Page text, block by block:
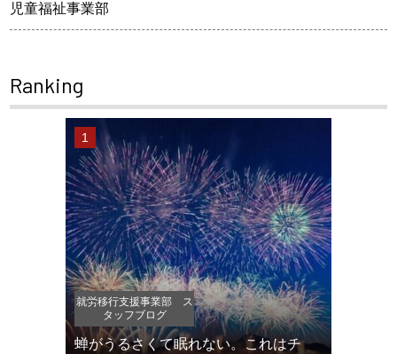
児童福祉事業部
Ranking
就労移行支援事業部 ス
タッフブログ
蝉がうるさくて眠れない。これはチ